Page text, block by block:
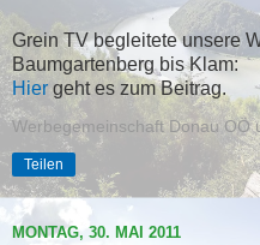
Grein TV begleitete unsere
Baumgartenberg bis Klam:
Hier geht es zum Beitrag.
Werbegemeinschaft Donau OÖ
Teilen
MONTAG, 30. MAI 2011